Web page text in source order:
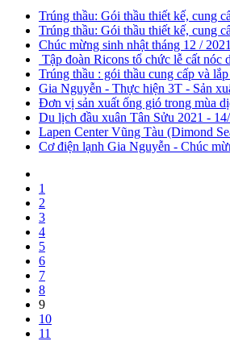
Trúng thầu: Gói thầu thiết kế, cung
Trúng thầu: Gói thầu thiết kế, cung
Chúc mừng sinh nhật tháng 12 /
Tập đoàn Ricons tổ chức lễ cất nóc
Trúng thầu : gói thầu cung cấp và
Gia Nguyễn - Thực hiện 3T - Sản
Đơn vị sản xuất ống gió trong mùa
Du lịch đầu xuân Tân Sửu 2021 -
Lapen Center Vũng Tàu (Dimond
Cơ điện lạnh Gia Nguyễn - Chúc
1
2
3
4
5
6
7
8
9
10
11